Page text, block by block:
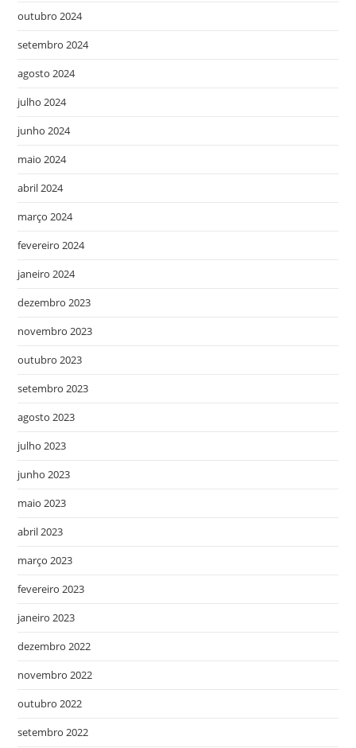
outubro 2024
setembro 2024
agosto 2024
julho 2024
junho 2024
maio 2024
abril 2024
março 2024
fevereiro 2024
janeiro 2024
dezembro 2023
novembro 2023
outubro 2023
setembro 2023
agosto 2023
julho 2023
junho 2023
maio 2023
abril 2023
março 2023
fevereiro 2023
janeiro 2023
dezembro 2022
novembro 2022
outubro 2022
setembro 2022